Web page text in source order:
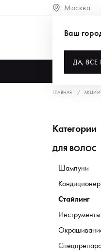
Москва
Ваш
ДА, ВСЕ
ГЛАВНАЯ АКЦИИ
Категории
ДЛЯ ВОЛОС
Шампуни
Стайлинг
Инструменты